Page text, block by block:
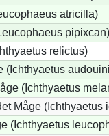
atricilla)
pipixcan)
relictus)
(Ichthyaetus
(Ichthyaetus
Måge (Ichthyaetus
(Ichthyaetus